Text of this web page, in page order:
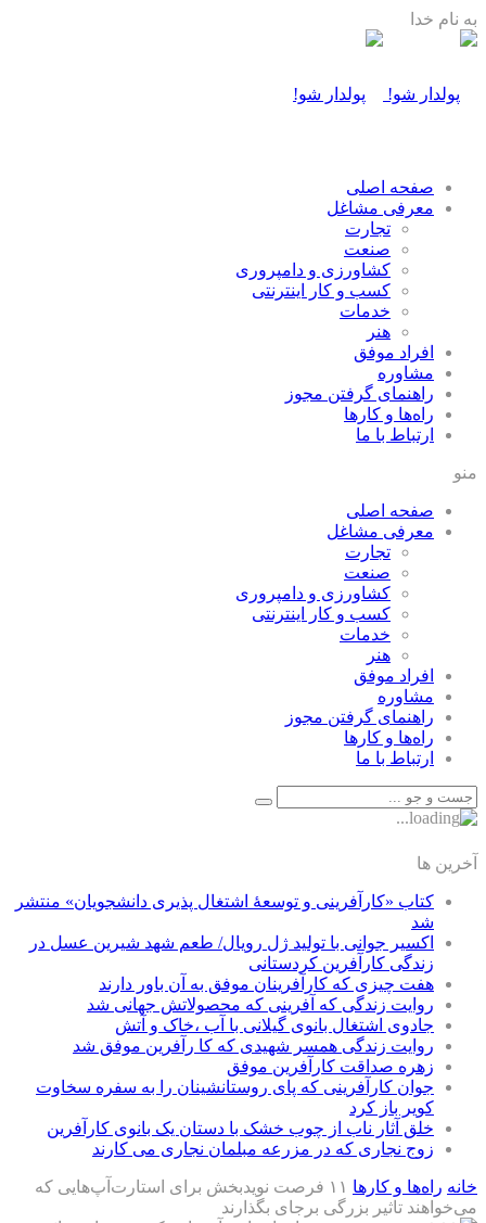
به نام خدا
صفحه اصلی
معرفی مشاغل
تجارت
صنعت
كشاورزی و دامپروری
كسب و كار اينترنتی
خدمات
هنر
افراد موفق
مشاوره
راهنمای گرفتن مجوز
راه‌ها و كارها
ارتباط با ما
منو
صفحه اصلی
معرفی مشاغل
تجارت
صنعت
كشاورزی و دامپروری
كسب و كار اينترنتی
خدمات
هنر
افراد موفق
مشاوره
راهنمای گرفتن مجوز
راه‌ها و كارها
ارتباط با ما
آخرین ها
کتاب «کارآفرینی و توسعۀ اشتغال پذیری دانشجویان» منتشر
شد
اکسیر جوانی با تولید ژل رویال/ طعم شهد شیرین عسل‌ در
زندگی کارآفرین کردستانی
هفت چیزی که کارآفرینان موفق به آن باور دارند
روایت زندگی که آفرینی که محصولاتش جهانی شد
جادوی اشتغال بانوی گیلانی با آب ،خاک و آتش
روایت زندگی همسر شهیدی که کا رآفرین موفق شد
زهره صداقت کارآفرین موفق
جوان کارآفرینی که پای روستانشینان را به سفره سخاوت
کویر باز کرد
خلق آثار ناب از چوب خشک با دستان یک بانوی کارآفرین
زوج نجاری که در مزرعه مبلمان نجاری می کارند
خانه راه‌ها و كارها
۱۱ فرصت نویدبخش برای استارت‌آپ‌هایی که
می‌خواهند تاثیر بزرگی برجای بگذارند